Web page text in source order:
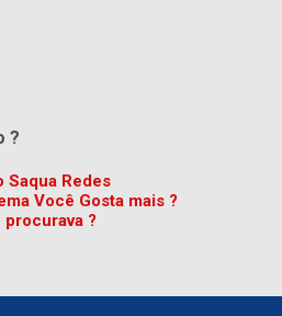
?
Saqua Redes
Você Gosta mais ?
?